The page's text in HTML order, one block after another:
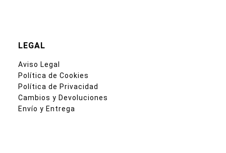
LEGAL
Aviso Legal
Política de Cookies
Política de Privacidad
Cambios y Devoluciones
Envío y Entrega